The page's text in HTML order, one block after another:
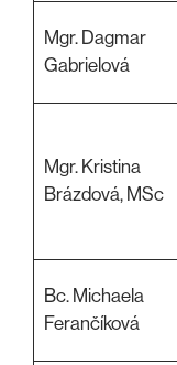
Mgr. Dagmar
Gabrielová
Mgr. Kristina
Brázdová, MSc
Bc. Michaela
Ferančíková